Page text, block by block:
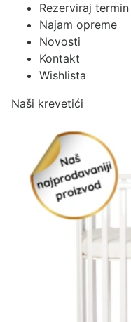
Rezerviraj termin
Najam opreme
Novosti
Kontakt
Wishlista
Naši krevetići